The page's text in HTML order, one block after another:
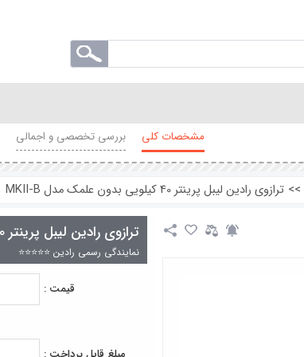
مشخصات کلی
بررسی تخصصی و اجمالی
>> ترازوی رادین لیبل پرینتر 40 کیلویی بدون علمک مدل MKII-B
ترازوی رادین لیبل پرینتر 40 کیلویی بدون علمک مدل MKII-B
نمایندگی رسمی رادین ⭐⭐⭐⭐⭐
قیمت :